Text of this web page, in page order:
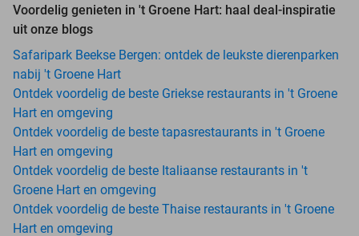
Voordelig genieten in 't Groene Hart: haal deal-inspiratie
uit onze blogs
Safaripark Beekse Bergen: ontdek de leukste dierenparken
nabij 't Groene Hart
Ontdek voordelig de beste Griekse restaurants in 't Groene
Hart en omgeving
Ontdek voordelig de beste tapasrestaurants in 't Groene
Hart en omgeving
Ontdek voordelig de beste Italiaanse restaurants in 't
Groene Hart en omgeving
Ontdek voordelig de beste Thaise restaurants in 't Groene
Hart en omgeving